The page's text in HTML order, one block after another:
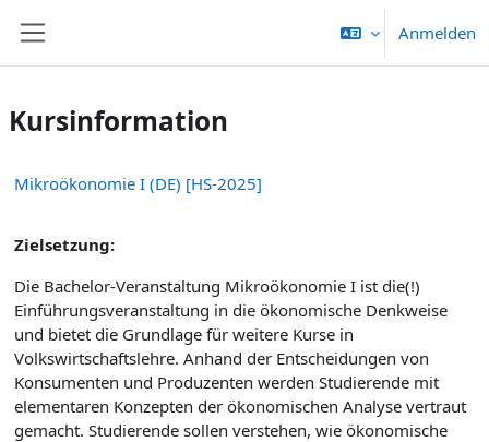
Anmelden
Kursinformation
Mikroökonomie I (DE) [HS-2025]
Zielsetzung:
Die Bachelor-Veranstaltung Mikroökonomie I ist die(!)
Einführungsveranstaltung in die ökonomische Denkweise
und bietet die Grundlage für weitere Kurse in
Volkswirtschaftslehre. Anhand der Entscheidungen von
Konsumenten und Produzenten werden Studierende mit
elementaren Konzepten der ökonomischen Analyse vertraut
gemacht. Studierende sollen verstehen, wie ökonomische